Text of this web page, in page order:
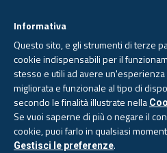
Sabato, 8 agosto 2026 -
Informativa
Questo sito, e gli strumenti di terze
cookie indispensabili per il
stesso e utili ad avere
migliorata e funzionale al tipo di
secondo le finalità illustrate nella
Se vuoi saperne di più o negare il
cookie, puoi farlo in qualsiasi
Gestisci le preferenze.